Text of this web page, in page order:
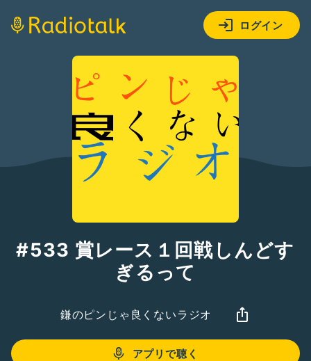
ログイン
#533 賞レース１回戦しんどす
ぎるって
鎌のピンじゃ良くないラジオ
アプリで聴く